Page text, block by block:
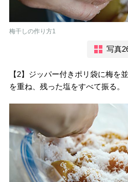
梅干しの作り方1
写真
【2】ジッパー付きポリ袋に梅を
を重ね、残った塩をすべて振る。